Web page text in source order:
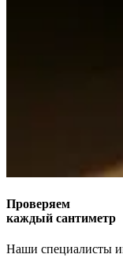
Проверяем
каждый сантиметр
Наши специалисты